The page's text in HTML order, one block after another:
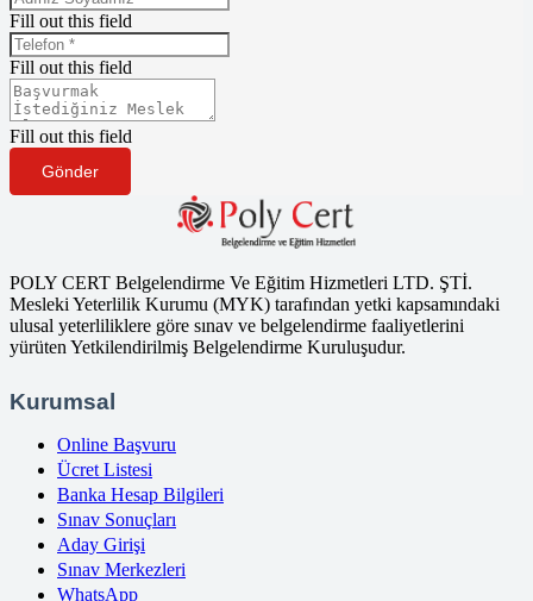
Fill out this field
Fill out this field
Fill out this field
Gönder
POLY CERT Belgelendirme Ve Eğitim Hizmetleri LTD. ŞTİ.
Mesleki Yeterlilik Kurumu (MYK) tarafından yetki kapsamındaki
ulusal yeterliliklere göre sınav ve belgelendirme faaliyetlerini
yürüten Yetkilendirilmiş Belgelendirme Kuruluşudur.
Kurumsal
Online Başvuru
Ücret Listesi
Banka Hesap Bilgileri
Sınav Sonuçları
Aday Girişi
Sınav Merkezleri
WhatsApp